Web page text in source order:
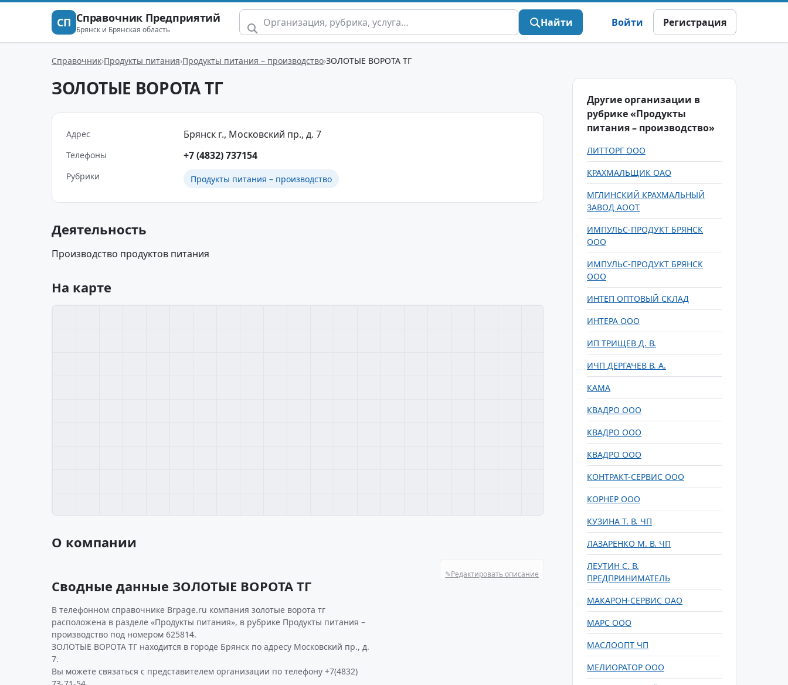
СП Справочник Предприятий
Брянск и Брянская область
Найти Войти Регистрация
Справочник Продукты питания Продукты питания – производство ЗОЛОТЫЕ ВОРОТА ТГ
ЗОЛОТЫЕ ВОРОТА ТГ
Адрес Брянск г., Московский пр., д. 7
Телефоны +7 (4832) 737154
Рубрики Продукты питания – производство
Деятельность
Производство продуктов питания
На карте
О компании
✎Редактировать описание
Сводные данные ЗОЛОТЫЕ ВОРОТА ТГ
В телефонном справочнике Brpage.ru компания золотые ворота тг
расположена в разделе «Продукты питания», в рубрике Продукты питания –
производство под номером 625814.
ЗОЛОТЫЕ ВОРОТА ТГ находится в городе Брянск по адресу Московский пр., д.
7.
Вы можете связаться с представителем организации по телефону +7(4832)
Другие организации в
рубрике «Продукты
питания – производство»
ЛИТТОРГ ООО
КРАХМАЛЬЩИК ОАО
МГЛИНСКИЙ КРАХМАЛЬНЫЙ
ЗАВОД АООТ
ИМПУЛЬС-ПРОДУКТ БРЯНСК
ООО
ИМПУЛЬС-ПРОДУКТ БРЯНСК
ООО
ИНТЕП ОПТОВЫЙ СКЛАД
ИНТЕРА ООО
ИП ТРИЩЕВ Д. В.
ИЧП ДЕРГАЧЕВ В. А.
КАМА
КВАДРО ООО
КВАДРО ООО
КВАДРО ООО
КОНТРАКТ-СЕРВИС ООО
КОРНЕР ООО
КУЗИНА Т. В. ЧП
ЛАЗАРЕНКО М. В. ЧП
ЛЕУТИН С. В.
ПРЕДПРИНИМАТЕЛЬ
МАКАРОН-СЕРВИС ОАО
МАРС ООО
МАСЛООПТ ЧП
МЕЛИОРАТОР ООО